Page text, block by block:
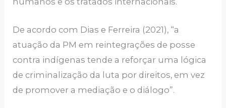
De acordo com Dias e Ferreira (2021), “a
atuação da PM em reintegrações de posse
contra indígenas tende a reforçar uma lógica
de criminalização da luta por direitos, em vez
de promover a mediação e o diálogo”.